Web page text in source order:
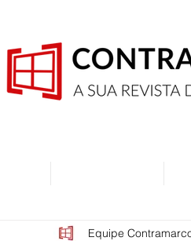
Equipe